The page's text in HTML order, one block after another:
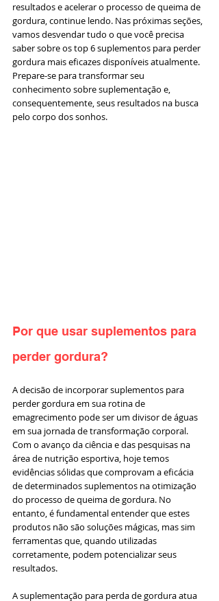
resultados e acelerar o processo de queima de
gordura, continue lendo. Nas próximas seções,
vamos desvendar tudo o que você precisa
saber sobre os top 6 suplementos para perder
gordura mais eficazes disponíveis atualmente.
Prepare-se para transformar seu
conhecimento sobre suplementação e,
consequentemente, seus resultados na busca
pelo corpo dos sonhos.
Por que usar suplementos para
perder gordura?
A decisão de incorporar suplementos para
perder gordura em sua rotina de
emagrecimento pode ser um divisor de águas
em sua jornada de transformação corporal.
Com o avanço da ciência e das pesquisas na
área de nutrição esportiva, hoje temos
evidências sólidas que comprovam a eficácia
de determinados suplementos na otimização
do processo de queima de gordura. No
entanto, é fundamental entender que estes
produtos não são soluções mágicas, mas sim
ferramentas que, quando utilizadas
corretamente, podem potencializar seus
resultados.
A suplementação para perda de gordura atua